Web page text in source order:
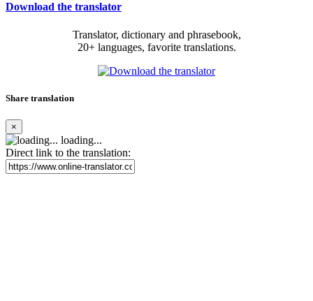
Download the translator
Translator, dictionary and phrasebook,
20+ languages, favorite translations.
Share translation
×
loading...
Direct link to the translation: